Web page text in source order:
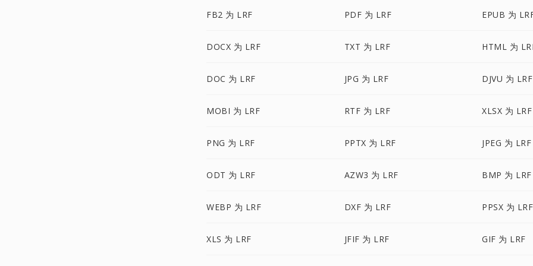
FB2 为 LRF PDF 为 LRF EPUB 为
DOCX 为 LRF TXT 为 LRF HTML 为
DOC 为 LRF JPG 为 LRF DJVU 为 LRF
MOBI 为 LRF RTF 为 LRF XLSX 为 LRF
PNG 为 LRF PPTX 为 LRF JPEG 为 LRF
ODT 为 LRF AZW3 为 LRF BMP 为 LRF
WEBP 为 LRF DXF 为 LRF PPSX 为 LRF
XLS 为 LRF JFIF 为 LRF GIF 为 LRF